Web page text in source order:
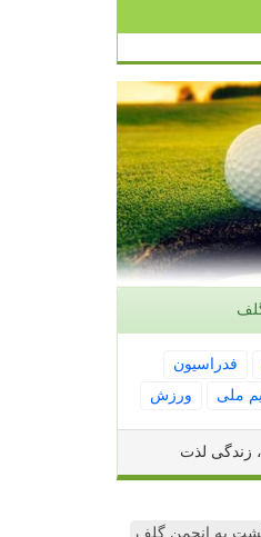
فدراسیون
ملی ورزش
زندگی لذت
به انجمن گلف